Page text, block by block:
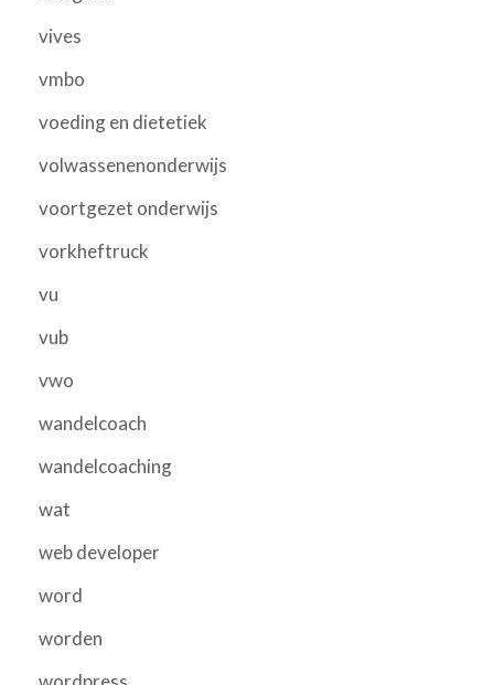
vives
vmbo
voeding en dietetiek
volwassenenonderwijs
voortgezet onderwijs
vorkheftruck
vu
vub
vwo
wandelcoach
wandelcoaching
wat
web developer
word
worden